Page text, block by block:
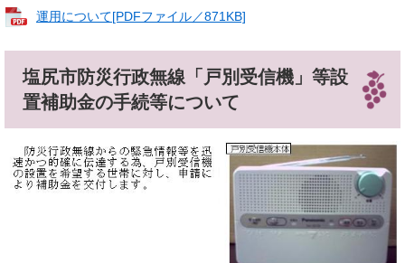
運用について[PDFファイル／871KB]
塩尻市防災行政無線「戸別受信機」等設
置補助金の手続等について